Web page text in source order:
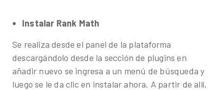
Instalar Rank Math
Se realiza desde el panel de la plataforma
descargándolo desde la sección de plugins en
añadir nuevo se ingresa a un menú de búsqueda y
luego se le da clic en instalar ahora. A partir de allí,